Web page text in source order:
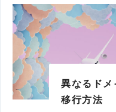
異なるド
移行方法